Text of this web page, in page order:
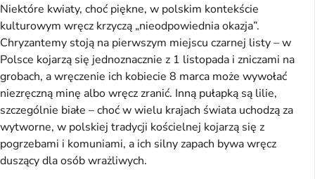
Niektóre kwiaty, choć piękne, w polskim kontekście
kulturowym wręcz krzyczą „nieodpowiednia okazja”.
Chryzantemy stoją na pierwszym miejscu czarnej listy – w
Polsce kojarzą się jednoznacznie z 1 listopada i zniczami na
grobach, a wręczenie ich kobiecie 8 marca może wywołać
niezręczną minę albo wręcz zranić. Inną pułapką są lilie,
szczególnie białe – choć w wielu krajach świata uchodzą za
wytworne, w polskiej tradycji kościelnej kojarzą się z
pogrzebami i komuniami, a ich silny zapach bywa wręcz
duszący dla osób wrażliwych.